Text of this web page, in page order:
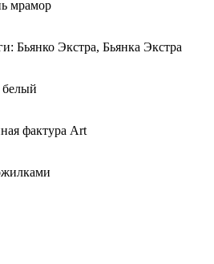
мрамор
Бьянко Экстра, Бьянка Экстра
белый
фактура Art